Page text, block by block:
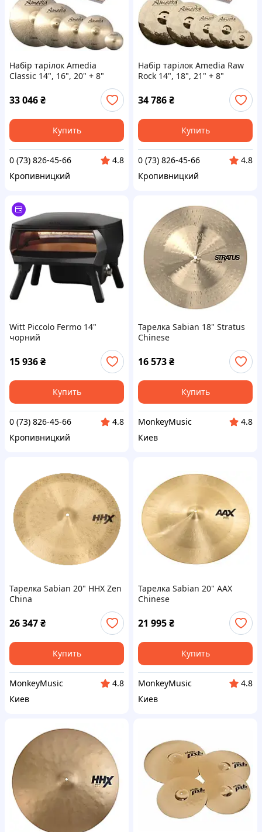
Набір тарілок Amedia
Classic 14", 16", 20" + 8"
33 046₴
Купить
0 (73) 826-45-66
4.8
Кропивницкий
Набір тарілок Amedia Raw
Rock 14", 18", 21" + 8"
34 786₴
Купить
0 (73) 826-45-66
4.8
Кропивницкий
Witt Piccolo Fermo 14"
чорний
15 936₴
Купить
0 (73) 826-45-66
4.8
Кропивницкий
Тарелка Sabian 18" Stratus
Chinese
16 573₴
Купить
MonkeyMusic
4.8
Киев
Тарелка Sabian 20" HHX Zen
China
26 347₴
Купить
MonkeyMusic
4.8
Киев
Тарелка Sabian 20" AAX
Chinese
21 995₴
Купить
MonkeyMusic
4.8
Киев